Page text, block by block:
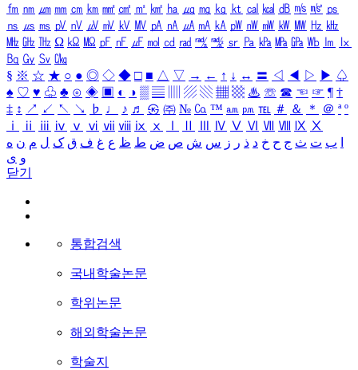
㎙ ㎚ ㎛ ㎜ ㎝ ㎞ ㎟ ㎠ ㎡ ㎢ ㏊ ㎍ ㎎ ㎏ ㏏ ㎈ ㎉ ㏈ ㎧ ㎨ ㎰
㎱ ㎲ ㎳ ㎴ ㎵ ㎶ ㎷ ㎸ ㎹ ㎀ ㎁ ㎂ ㎃ ㎄ ㎺ ㎻ ㎽ ㎾ ㎿ ㎐ ㎑
㎒ ㎓ ㎔ Ω ㏀ ㏁ ㎊ ㎋ ㎌ ㏖ ㏅ ㎭ ㎮ ㎯ ㏛ ㎩ ㎪ ㎫ ㎬ ㏝ ㏐
㏓
㏃ ㏉ ㏜ ㏆
§ ※ ☆ ★ ○ ● ◎ ◇ ◆ □ ■ △ ▽ → ← ↑ ↓ ↔ 〓 ◁ ◀ ▷ ▶ ♤
♠ ♡ ♥ ♧ ♣ ⊙ ◈ ▣ ◐ ◑ ▒ ▤ ▨ ▧ ▦ ▩ ♨ ☏ ☎ ☜ ☞ ¶ †
‡ ↕ ↗ ↙ ↖ ↘ ♭ ♩ ♪ ♬ ㉿ ㈜ № ㏇ ™ ㏂ ㏘ ℡ ＃ ＆ ＊ ＠ ª º
ⅰ
ⅱ ⅲ ⅳ ⅴ ⅵ ⅶ ⅷ ⅸ ⅹ Ⅳ Ⅴ Ⅵ Ⅶ Ⅷ Ⅸ Ⅹ
ب ت ث ج ح خ د ذ ر ز س ش ص ض ط ظ ع غ ف ق ک ل م ن ه
و ی
닫기
통합검색
국내학술논문
학위논문
해외학술논문
학술지